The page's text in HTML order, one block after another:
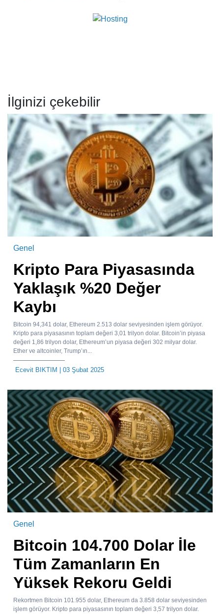
İlginizi çekebilir
Genel
Kripto Para Piyasasında
Yaklaşık %20 Değer
Kaybı
Bitcoin 94,341 dolar, Ethereum 2.513 dolar seviyesinden işlem görüyor.
Kripto para piyasasının toplam değeri 3,01 trilyon dolar. Bitcoin’in piyasa
değeri 1,86 trilyon dolar, Ethereum’un piyasa değeri 302 milyar dolar.
Ether ve altcoinler, Trump’ın...
Ecevit BIKTIM | 03 Şubat 2025
Genel
Bitcoin 104.700 Dolar İle
Tüm Zamanların En
Yüksek Rekoru Geldi
Rekortmen Bitcoin 101.955 dolar, Ethereum da 3.858 dolar seviyesinden
işlem görüyor. Kripto para piyasasının toplam değeri 3,57 trilyon dolar.